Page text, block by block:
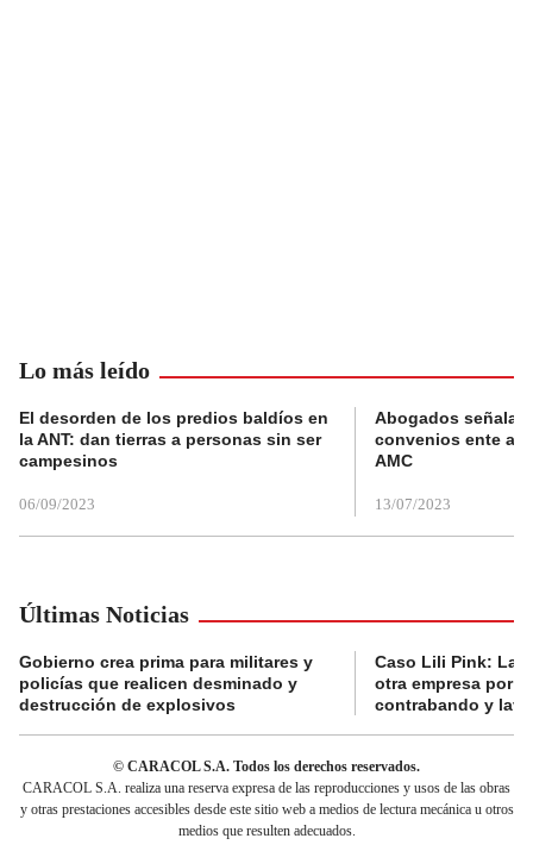
Lo más leído
El desorden de los predios baldíos en
la ANT: dan tierras a personas sin ser
campesinos
06/09/2023
Abogados
convenios ente
AMC
13/07/2023
Últimas Noticias
Gobierno crea prima para militares y
policías que realicen desminado y
destrucción de explosivos
Caso Lili Pink: La
otra empresa por
contrabando y
© CARACOL S.A. Todos los derechos reservados.
CARACOL S.A. realiza una reserva expresa de las reproducciones y usos de las obras
y otras prestaciones accesibles desde este sitio web a medios de lectura mecánica u otros
medios que resulten adecuados.